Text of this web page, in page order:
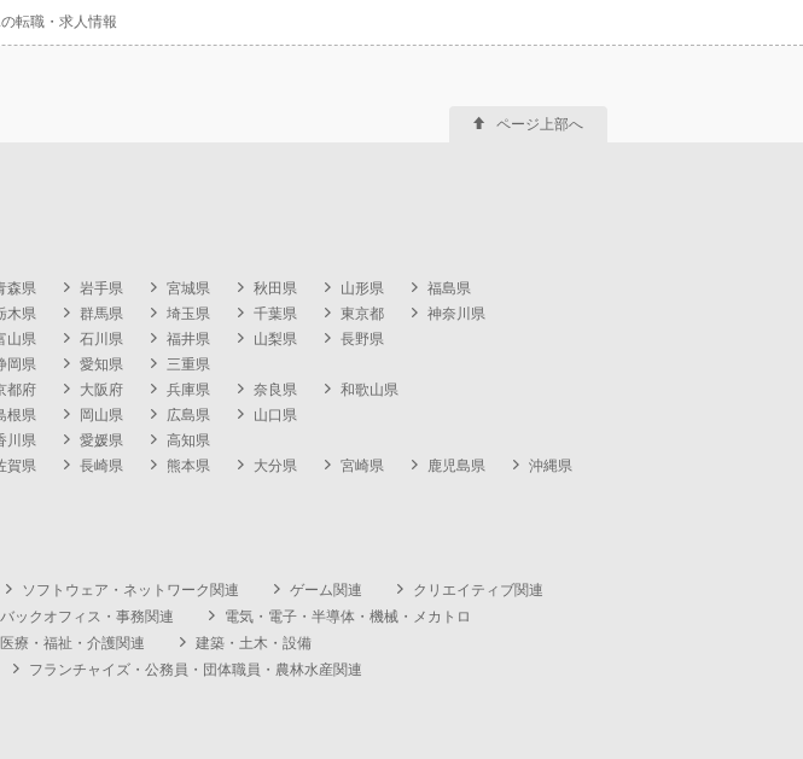
転職・求人情報
森県 岩手県 宮城県 秋田県 山形県
福島県
木県 群馬県 埼玉県 千葉県 東京都
神奈川県
山県 石川県 福井県 山梨県
長野県
岡県 愛知県
三重県
都府 大阪府 兵庫県 奈良県
和歌山県
根県 岡山県 広島県
山口県
川県 愛媛県
高知県
賀県 長崎県 熊本県 大分県 宮崎県 鹿児島県
沖縄県
ソフトウェア・ネットワーク関連 ゲーム関連
クリエイティブ関連
バックオフィス・事務関連
電気・電子・半導体・機械・メカトロ
医療・福祉・介護関連
建築・土木・設備
フランチャイズ・公務員・団体職員・農林水産関連
ページ上部へ